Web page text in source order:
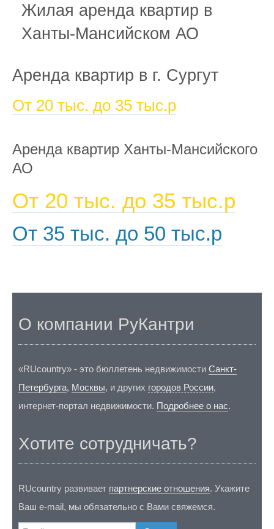
Жилая аренда квартир в
Ханты-Мансийском АО
Аренда квартир в г. Сургут
От 20 тыс. до 35 тыс.р
Аренда квартир Ханты-Мансийского
АО
От 20 тыс. до 35 тыс.р
От 35 тыс. до 50 тыс.р
О компании РуКантри
«RUcountry» - это бюллетень недвижимости Санкт-
Петербурга, Москвы, и других городов России,
интернет-портал недвижимости. Подробнее о нас.
Хотите сотрудничать?
RUcountry развивает партнерские отношения. Укажите
Ваш e-mail, мы обязательно с Вами свяжемся.